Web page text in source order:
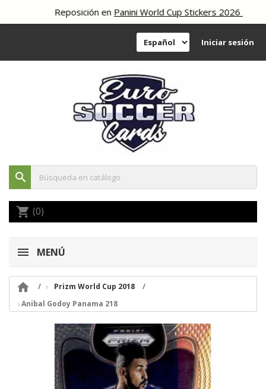
Reposición enPanini World Cup Stickers 2026
Iniciar sesión
search
shopping_cart (0)
MENÚ

Prizm World Cup 2018
Anibal Godoy Panama 218